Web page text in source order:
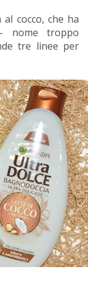
cocco, che ha
nome troppo
tre linee per